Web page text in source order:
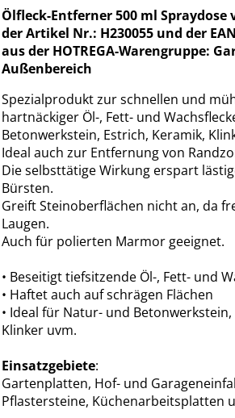
Ölfleck-Entferner 500 ml Spraydose
der Artikel Nr.: H230055 und der
aus der HOTREGA-Warengruppe:
Außenbereich
Spezialprodukt zur schnellen und
hartnäckiger Öl-, Fett- und
Betonwerkstein, Estrich, Keramik,
Ideal auch zur Entfernung von
Die selbsttätige Wirkung erspart
Bürsten.
Greift Steinoberflächen nicht an, da
Laugen.
Auch für polierten Marmor geeignet.
• Beseitigt tiefsitzende Öl-, Fett- und
• Haftet auch auf schrägen Flächen
• Ideal für Natur- und
Klinker uvm.
Einsatzgebiete:
Gartenplatten, Hof- und
Pflastersteine, Küchenarbeitsplatten